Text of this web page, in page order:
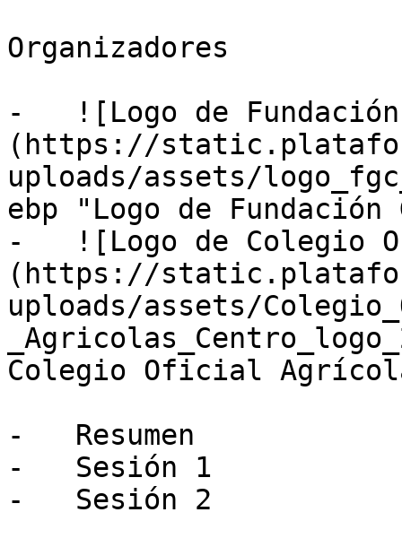
Organizadores
-   ![Logo de Fundación
(https://
uploads/assets/
ebp "Logo de Fundación
-   ![Logo de Colegio
(https://
uploads/assets/
Colegio Oficial
-   Resumen
-   Sesión 1
-   Sesión 2